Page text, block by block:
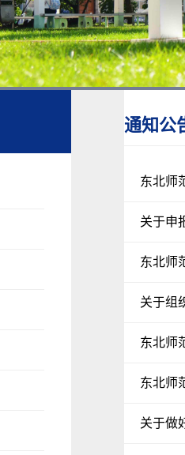
通知公
东北师
关于申
东北师
关于组
东北师
东北师
关于做